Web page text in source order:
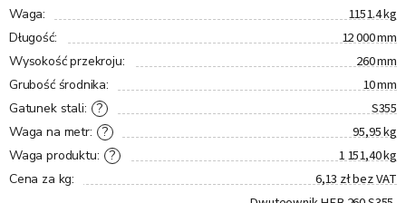
Waga: 1151.4 kg
Długość: 12 000 mm
Wysokość przekroju: 260 mm
Grubość środnika: 10 mm
?
Gatunek stali: S355
?
Waga na metr: 95,95 kg
?
Waga produktu: 1 151,40 kg
Cena za kg:
6,13 zł bez VAT